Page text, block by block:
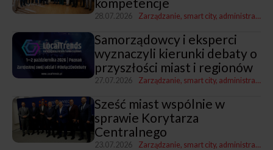
28.07.2026 Zarządzanie, smart city, administracja
Samorządowcy i eksperci
wyznaczyli kierunki debaty o
przyszłości miast i regionów
27.07.2026 Zarządzanie, smart city, administracja
Sześć miast wspólnie w
sprawie Korytarza
Centralnego
23.07.2026 Zarządzanie, smart city, administracja